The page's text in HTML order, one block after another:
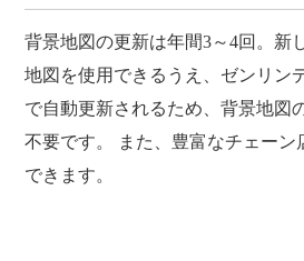
背景地図の更新は年間3～4回。新
地図を使用できるうえ、ゼンリン
で自動更新されるため、背景地図
不要です。 また、豊富なチェーン
できます。